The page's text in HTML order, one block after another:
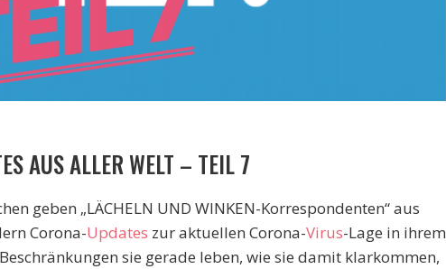
AUS ALLER WELT – TEIL 7
geben „LÄCHELN UND WINKEN-Korrespondenten“ aus
Corona-Updates zur aktuellen Corona-Virus-Lage in ihrem
sie gerade leben, wie sie damit klarkommen,